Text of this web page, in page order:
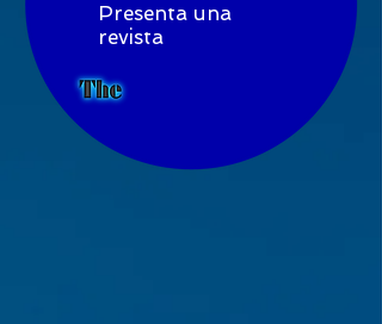
Presenta una
revista